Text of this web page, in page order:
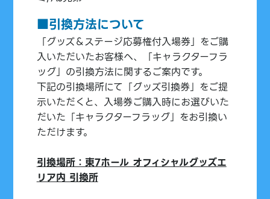
■引換方法について
「グッズ＆ステージ応募権付入場券」をご購
入いただいたお客様へ、「キャラクターフラ
ッグ」の引換方法に関するご案内です。
下記の引換場所にて「グッズ引換券」をご提
示いただくと、入場券ご購入時にお選びいた
だいた「キャラクターフラッグ」をお引換い
ただけます。
引換場所：東7ホール オフィシャルグッズエ
リア内 引換所